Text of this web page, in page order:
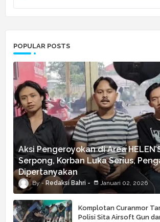
POPULAR POSTS
Aksi Pengeroyokan di Area
Serpong, Korban Luka Serius,
Dipertanyakan
Redaksi Bahri Januari 02, 2026
Komplotan Curanmor
Polisi Sita Airsoft Gun